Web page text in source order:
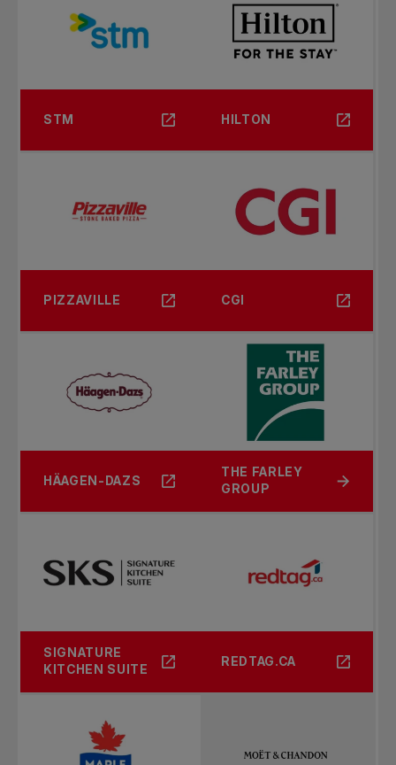
STM HILTON
PIZZAVILLE CGI
HÄAGEN-DAZS
THE FARLEY
GROUP
SIGNATURE
KITCHEN SUITE
REDTAG.CA